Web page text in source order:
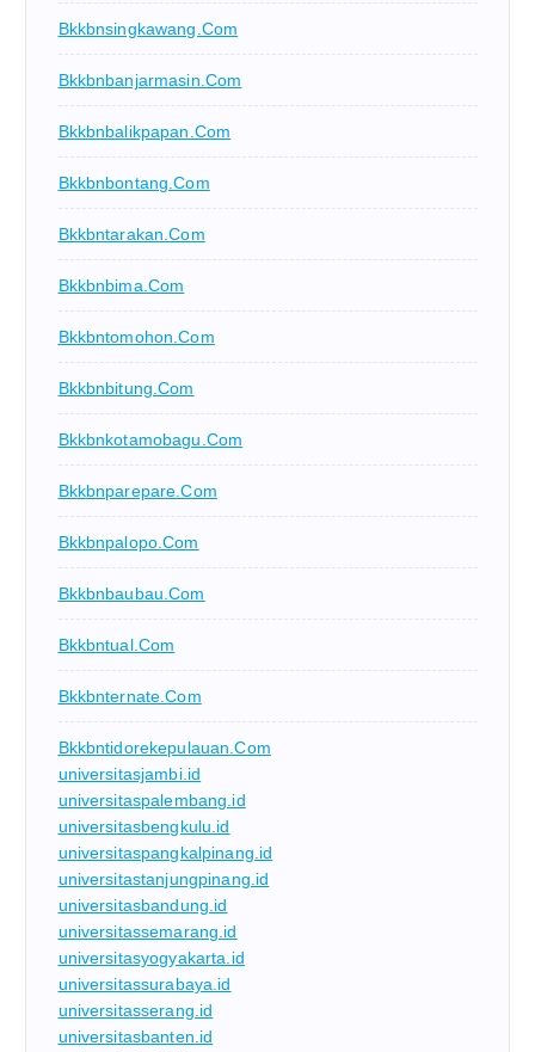
Bkkbnsingkawang.com
Bkkbnbanjarmasin.com
Bkkbnbalikpapan.com
Bkkbnbontang.com
Bkkbntarakan.com
Bkkbnbima.com
Bkkbntomohon.com
Bkkbnbitung.com
Bkkbnkotamobagu.com
Bkkbnparepare.com
Bkkbnpalopo.com
Bkkbnbaubau.com
Bkkbntual.com
Bkkbnternate.com
Bkkbntidorekepulauan.com
universitasjambi.id
universitaspalembang.id
universitasbengkulu.id
universitaspangkalpinang.id
universitastanjungpinang.id
universitasbandung.id
universitassemarang.id
universitasyogyakarta.id
universitassurabaya.id
universitasserang.id
universitasbanten.id